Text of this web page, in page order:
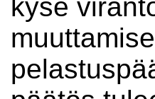
kyse